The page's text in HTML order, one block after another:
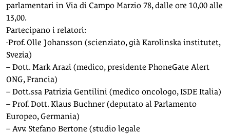
parlamentari in Via di Campo Marzio 78, dalle ore 10,00 alle
13,00.
Partecipano i relatori:
-Prof. Olle Johansson (scienziato, già Karolinska institutet,
Svezia)
– Dott. Mark Arazi (medico, presidente PhoneGate Alert
ONG, Francia)
– Dott.ssa Patrizia Gentilini (medico oncologo, ISDE Italia)
– Prof. Dott. Klaus Buchner (deputato al Parlamento
Europeo, Germania)
– Avv. Stefano Bertone (studio legale